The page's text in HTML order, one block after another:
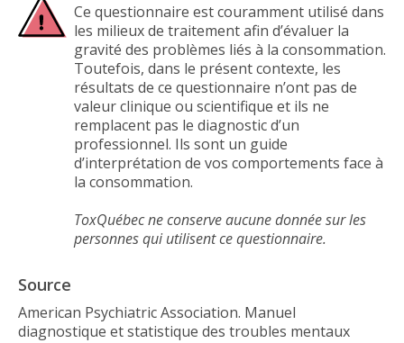
Ce questionnaire est couramment utilisé dans
les milieux de traitement afin d’évaluer la
gravité des problèmes liés à la consommation.
Toutefois, dans le présent contexte, les
résultats de ce questionnaire n’ont pas de
valeur clinique ou scientifique et ils ne
remplacent pas le diagnostic d’un
professionnel. Ils sont un guide
d’interprétation de vos comportements face à
la consommation.
ToxQuébec ne conserve aucune donnée sur les
personnes qui utilisent ce questionnaire.
Source
American Psychiatric Association. Manuel
diagnostique et statistique des troubles mentaux